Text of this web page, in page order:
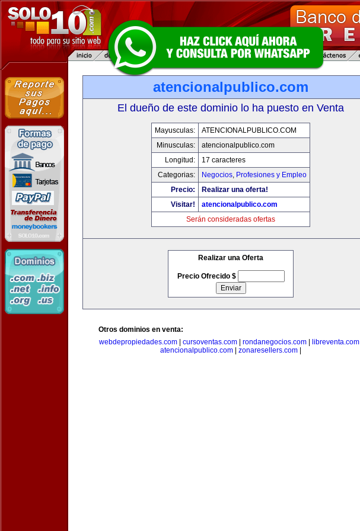
atencionalpublico.com
El dueño de este dominio lo ha puesto en Venta
Mayusculas:
ATENCIONALPUBLICO.COM
Minusculas:
atencionalpublico.com
Longitud:
17 caracteres
Categorias:
Negocios, Profesiones y Empleo
Precio:
Realizar una oferta!
Visitar!
atencionalpublico.com
Serán consideradas ofertas
Realizar una Oferta
Precio Ofrecido $
Otros dominios en venta:
webdepropiedades.com| cursoventas.com| rondanegocios.com| libreventa.com|
atencionalpublico.com
zonaresellers.com